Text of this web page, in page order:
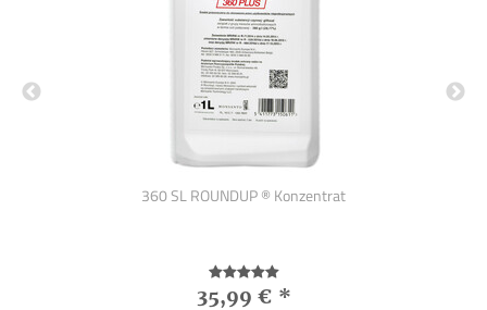
360 SL ROUNDUP ® Konzentrat
35,99 € *